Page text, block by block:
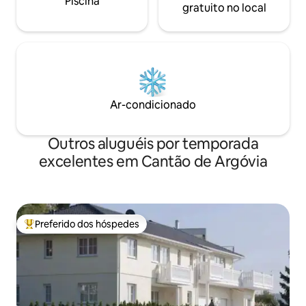
gratuito no local
Ar-condicionado
Outros aluguéis por temporada
excelentes em Cantão de Argóvia
Entre os melhores preferidos dos hóspedes
Preferido dos hóspedes